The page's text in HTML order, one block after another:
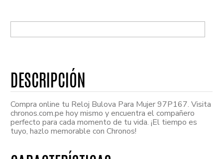
Compra online tu Reloj Bulova Para Mujer 97P167. Visita
chronos.com.pe hoy mismo y encuentra el compañero
perfecto para cada momento de tu vida. ¡El tiempo es
tuyo, hazlo memorable con Chronos!